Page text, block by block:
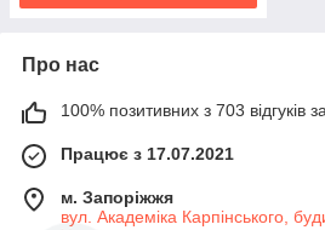
Про нас
100% позитивних з 703 відгуків
Працює з 17.07.2021
м. Запоріжжя
вул. Академіка Карпінського,